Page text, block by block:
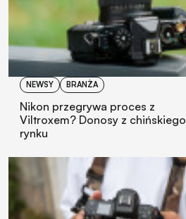
NEWSY BRANŻA
Nikon przegrywa proces z
Viltroxem? Donosy z chińskiego
rynku